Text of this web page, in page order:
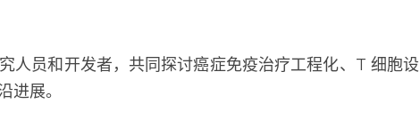
人员和开发者，共同探讨癌症免疫治疗工程化、T 细胞设
展。